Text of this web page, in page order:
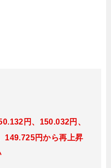
.132 円、150.032円 、
149.725円から再上昇